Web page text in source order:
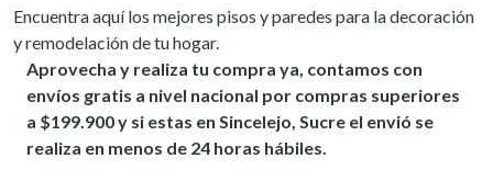
Encuentra aquí los mejores pisos y paredes para la decoración
y remodelación de tu hogar.
Aprovecha y realiza tu compra ya, contamos con
envíos gratis a nivel nacional por compras superiores
a $199.900 y si estas en Sincelejo, Sucre el envió se
realiza en menos de 24 horas hábiles.